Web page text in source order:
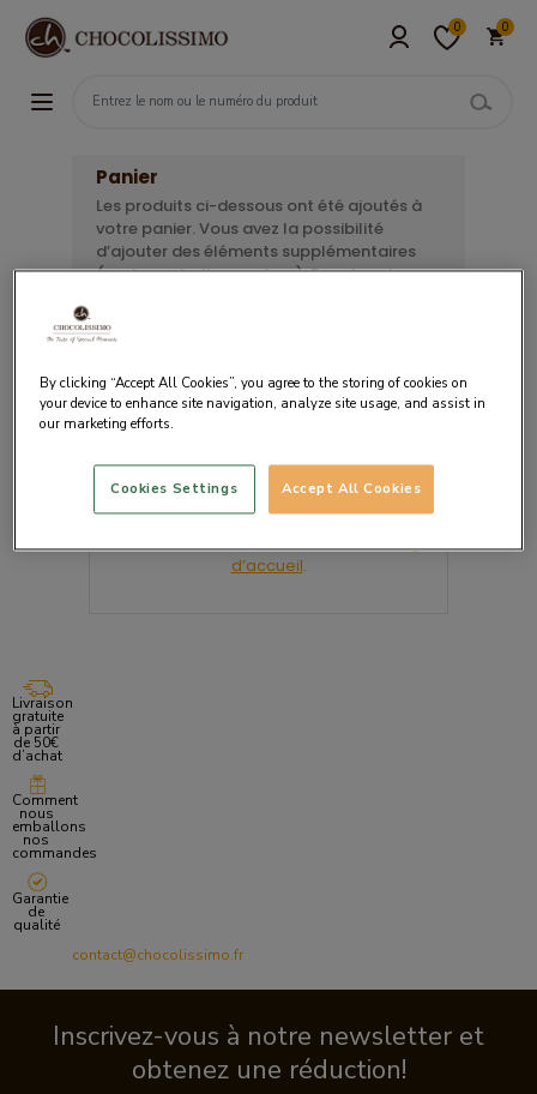
0 0
Panier
Les produits ci-dessous ont été ajoutés à
votre panier. Vous avez la possibilité
d’ajouter des éléments supplémentaires
(carte, emballage, ruban). Pour terminer
de paiement souhaité.
Nous vous invitons à retourner sur laPage
d’accueil.
Livraison
gratuite
à partir
de 50€
d’achat
Comment
nous
emballons
nos
commandes
Garantie
de
qualité
contact@chocolissimo.fr
Inscrivez-vous à notre newsletter et
obtenez une réduction!
By clicking “Accept All Cookies”, you agree to the storing of cookies on
your device to enhance site navigation, analyze site usage, and assist in
our marketing efforts.
Accept All Cookies
Cookies Settings